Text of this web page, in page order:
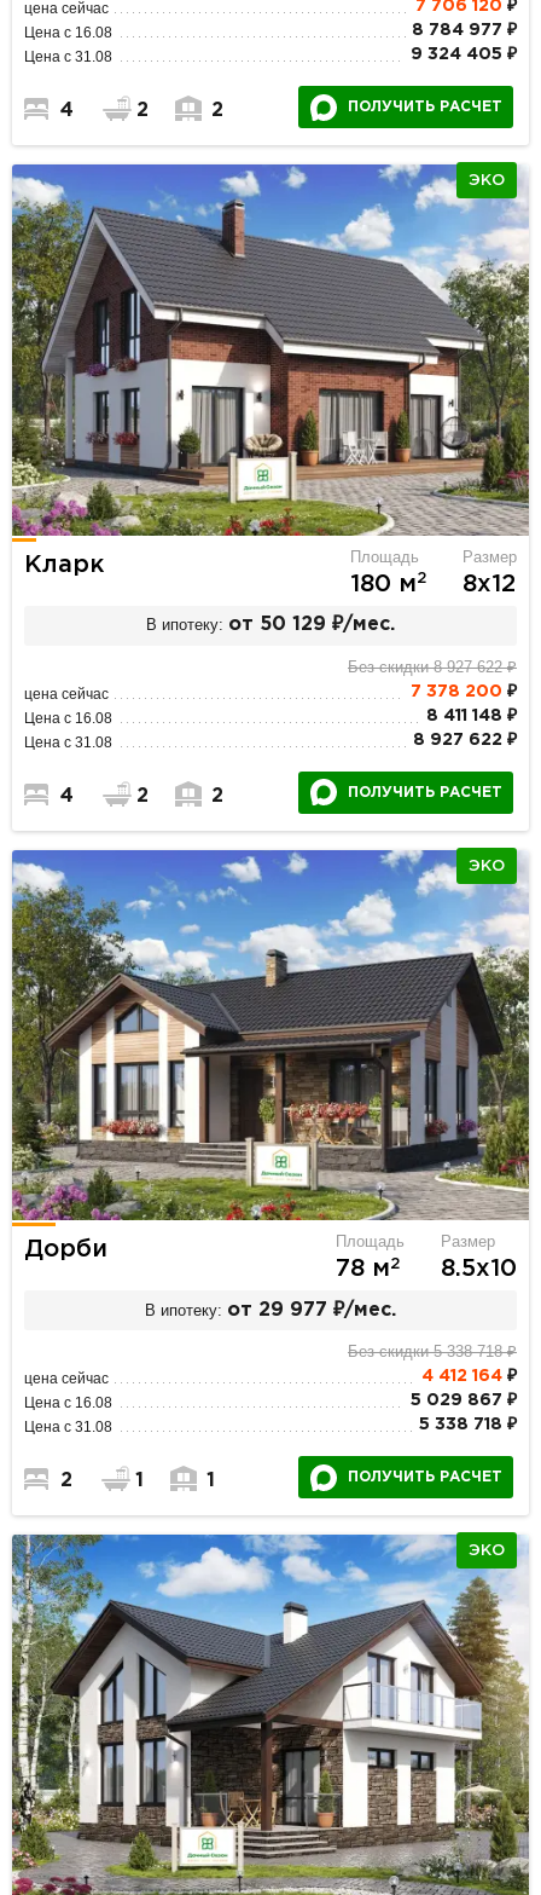
цена сейчас 7 706 120 ₽
Цена с 16.08 8 784 977 ₽
Цена с 31.08 9 324 405 ₽
4 2 2 ПОЛУЧИТЬ РАСЧЕТ
ЭКО
Кларк Площадь
180 м2
Размер
8х12
В ипотеку: от 50 129 ₽/мес.
Без скидки 8 927 622 ₽
цена сейчас 7 378 200 ₽
Цена с 16.08 8 411 148 ₽
Цена с 31.08 8 927 622 ₽
4 2 2 ПОЛУЧИТЬ РАСЧЕТ
ЭКО
Дорби Площадь
78 м2
Размер
8.5х10
В ипотеку: от 29 977 ₽/мес.
Без скидки 5 338 718 ₽
цена сейчас 4 412 164₽
Цена с 16.08 5 029 867 ₽
Цена с 31.08 5 338 718 ₽
2 1 1 ПОЛУЧИТЬ РАСЧЕТ
ЭКО